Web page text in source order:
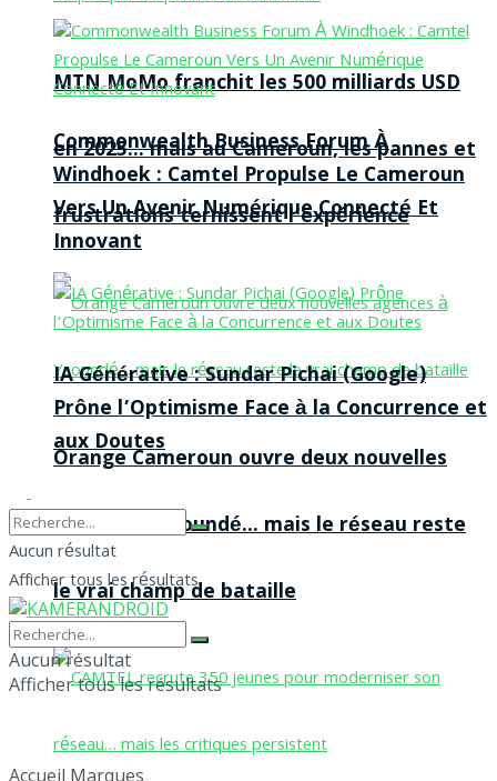
MTN MoMo franchit les 500 milliards USD
en 2025… mais au Cameroun, les pannes et
frustrations ternissent l’expérience
Orange Cameroun ouvre deux nouvelles
agences à Yaoundé… mais le réseau reste
le vrai champ de bataille
Commonwealth Business Forum À
Windhoek : Camtel Propulse Le Cameroun
Vers Un Avenir Numérique Connecté Et
Innovant
IA Générative : Sundar Pichai (Google)
Prône l’Optimisme Face à la Concurrence et
aux Doutes
Aucun résultat
Afficher tous les résultats
Aucun résultat
Afficher tous les résultats
Accueil Marques